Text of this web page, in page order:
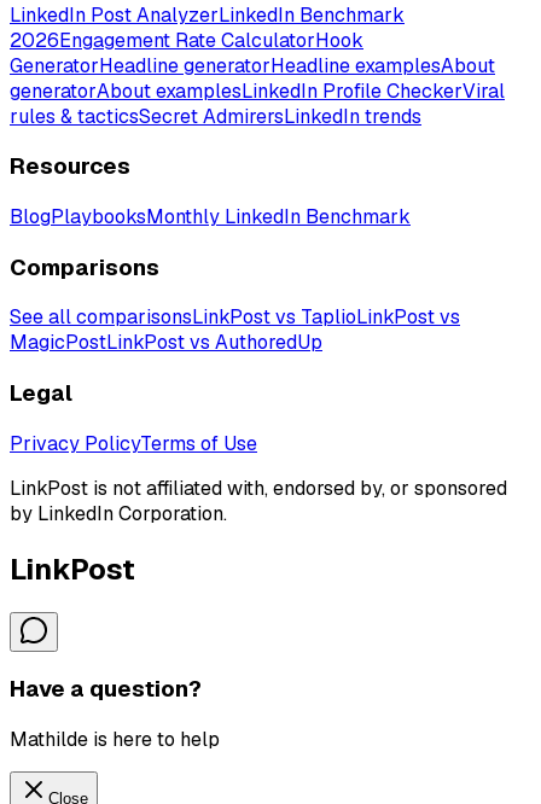
LinkedIn Post AnalyzerLinkedIn Benchmark
2026Engagement Rate CalculatorHook
GeneratorHeadline generatorHeadline examplesAbout
generatorAbout examplesLinkedIn Profile CheckerViral
rules & tacticsSecret AdmirersLinkedIn trends
Resources
BlogPlaybooksMonthly LinkedIn Benchmark
Comparisons
See all comparisonsLinkPost vs TaplioLinkPost vs
MagicPostLinkPost vs AuthoredUp
Legal
Privacy PolicyTerms of Use
LinkPost is not affiliated with, endorsed by, or sponsored
by LinkedIn Corporation.
LinkPost
Have a question?
Mathilde is here to help
Close